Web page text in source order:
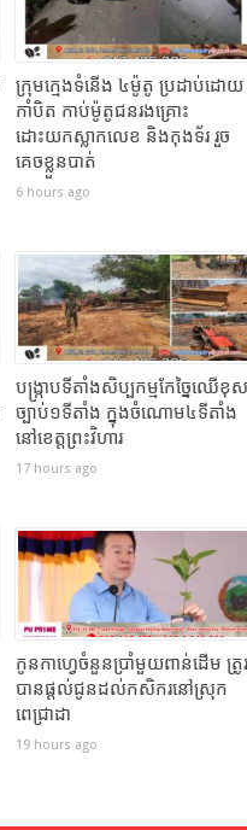
ក្រុមក្មេងទំនើង ៤ម៉ូតូ ប្រដាប់ដោយ
កាំបិត កាប់ម៉ូតូជនរងគ្រោះ
ដោះយកស្លាកលេខ និងកុងទ័រ រួច
គេចខ្លួនបាត់
6 hours ago
បង្រ្កាបទីតាំងសិប្បកម្មកែច្នៃឈើខុស
ច្បាប់១ទីតាំង ក្នុងចំណោម៤ទីតាំង
នៅខេត្តព្រះវិហារ
17 hours ago
កូនកាហ្វេចំនួនប្រាំមួយពាន់ដើម ត្រូ
បានផ្តល់ជូនដល់កសិករនៅស្រុក
ពេជ្រាដា
19 hours ago